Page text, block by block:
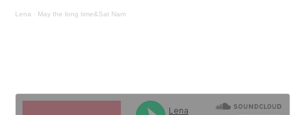
Lena · May the long time&Sat Nam